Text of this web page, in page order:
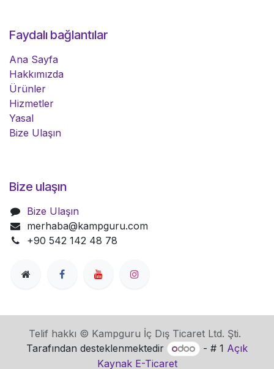
Faydalı bağlantılar
Ana Sayfa
Hakkımızda
Ürünler
Hizmetler
Yasal
Bize Ulaşın
Bize ulaşın
Bize Ulaşın
merhaba@kampguru.com
+90 542 142 48 78
Telif hakkı © Kampguru İç Dış Ticaret Ltd. Şti.
Tarafından desteklenmektedir
- # 1 Açık
Kaynak E-Ticaret